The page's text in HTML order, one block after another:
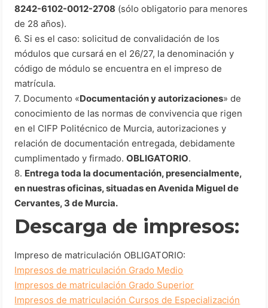
8242-6102-0012-2708 (sólo obligatorio para menores
de 28 años).
6. Si es el caso: solicitud de convalidación de los
módulos que cursará en el 26/27, la denominación y
código de módulo se encuentra en el impreso de
matrícula.
7. Documento «Documentación y autorizaciones» de
conocimiento de las normas de convivencia que rigen
en el CIFP Politécnico de Murcia, autorizaciones y
relación de documentación entregada, debidamente
cumplimentado y firmado.OBLIGATORIO.
8. Entrega toda la documentación, presencialmente,
en nuestras oficinas, situadas en Avenida Miguel de
Cervantes, 3 de Murcia.
Descarga de impresos:
Impreso de matriculación OBLIGATORIO:
Impresos de matriculación Grado Medio
Impresos de matriculación Grado Superior
Impresos de matriculación Cursos de Especialización